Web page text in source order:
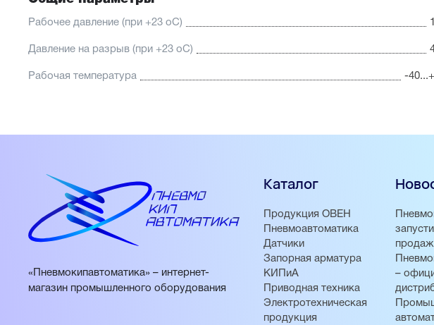
Рабочее давление (при +23 oС)
Давление на разрыв (при +23 oС)
Рабочая температура -
«Пневмокипавтоматика» – интернет-
магазин промышленного оборудования
Каталог
Продукция ОВЕН
Пневмоавтоматика
Датчики
Запорная арматура
КИПиА
Приводная техника
Электротехническая
продукция
–